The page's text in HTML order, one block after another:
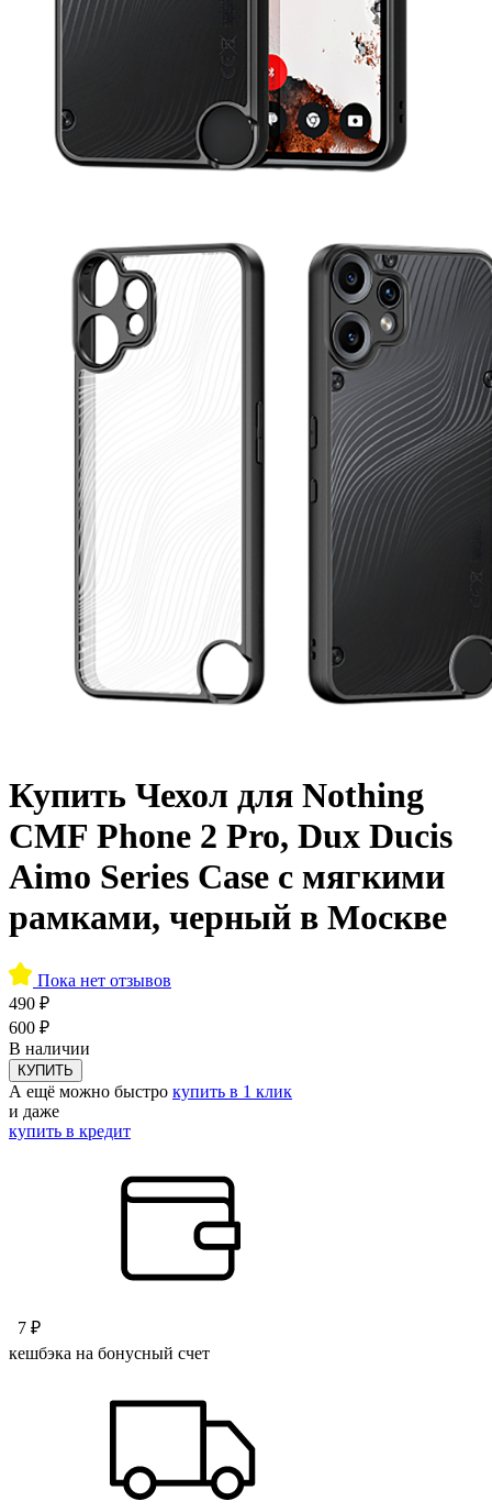
Купить Чехол для Nothing
CMF Phone 2 Pro, Dux Ducis
Aimo Series Case с мягкими
рамками, черный в Москве
Пока нет отзывов
490 ₽
600 ₽
В наличии
КУПИТЬ
А ещё можно быстро купить в 1 клик
и даже
купить в кредит
7 ₽
кешбэка на бонусный счет